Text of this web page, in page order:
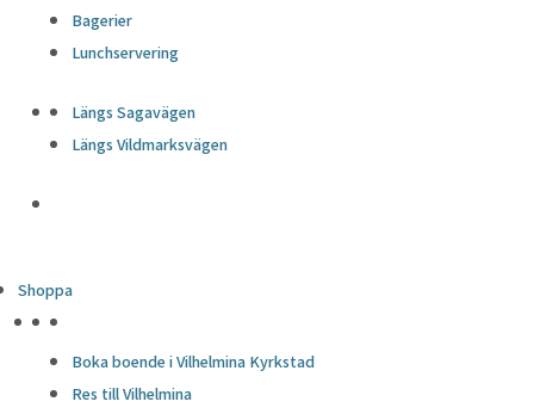
Bagerier
Lunchservering
Längs Sagavägen
Längs Vildmarksvägen
Shoppa
Boka boende i Vilhelmina Kyrkstad
Res till Vilhelmina